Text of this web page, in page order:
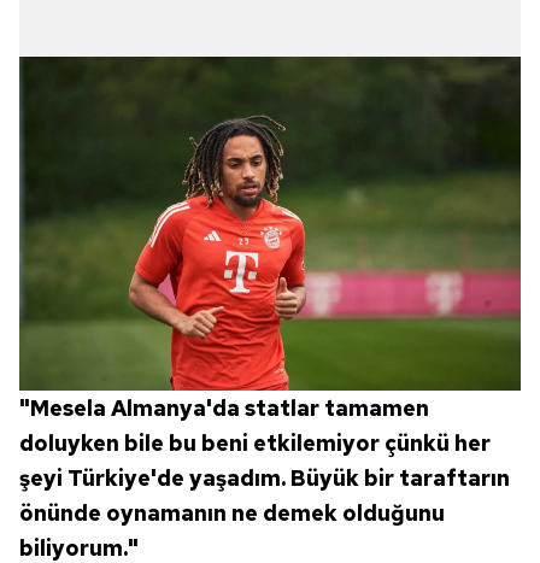
"Mesela Almanya'da statlar tamamen
doluyken bile bu beni etkilemiyor çünkü her
şeyi Türkiye'de yaşadım. Büyük bir taraftarın
önünde oynamanın ne demek olduğunu
biliyorum."